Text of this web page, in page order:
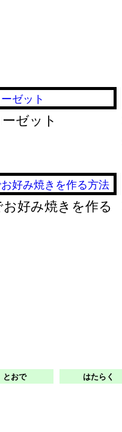
ゼット
好み焼きを作る
とおで はたらく